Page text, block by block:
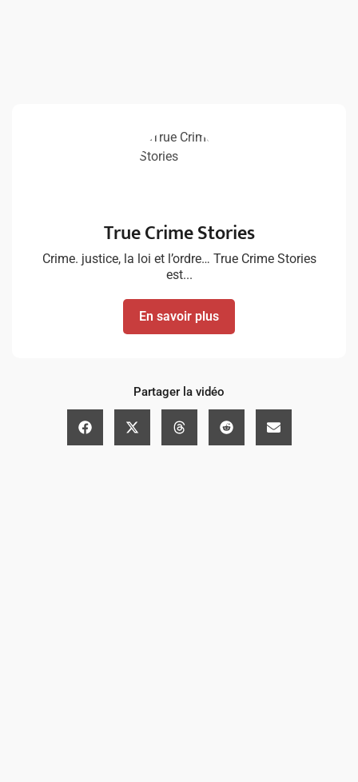
True Crime Stories
Crime. justice, la loi et l’ordre… True Crime Stories
est...
En savoir plus
Partager la vidéo